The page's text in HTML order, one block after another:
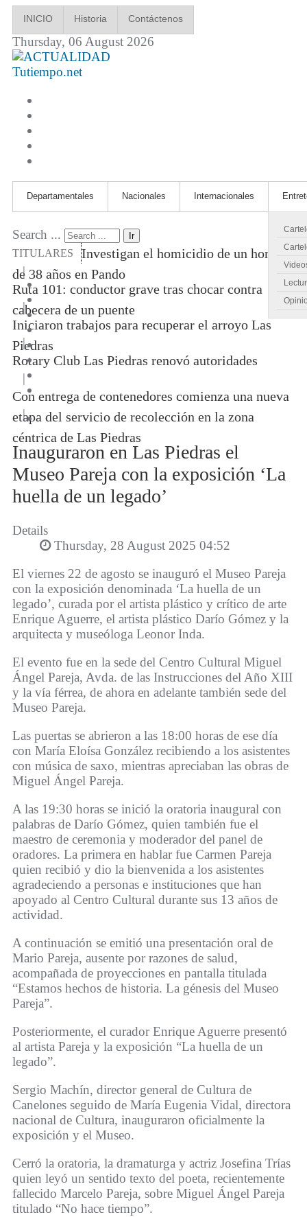
INICIO Historia Contáctenos
Thursday, 06 August 2026
Tutiempo.net
Departamentales Nacionales Internacionales
Search ... Ir
TITULARES
Investigan el homicidio de un hombre
de 38 años en Pando
|
Ruta 101: conductor grave tras chocar contra
cabecera de un puente
|
Iniciaron trabajos para recuperar el arroyo Las
Piedras
|
Rotary Club Las Piedras renovó autoridades
|
Con entrega de contenedores comienza una nueva
etapa del servicio de recolección en la zona
céntrica de Las Piedras
|
Inauguraron en Las Piedras el
Museo Pareja con la exposición ‘La
huella de un legado’
Details
Thursday, 28 August 2025 04:52
El viernes 22 de agosto se inauguró el Museo Pareja
con la exposición denominada ‘La huella de un
legado’, curada por el artista plástico y crítico de arte
Enrique Aguerre, el artista plástico Darío Gómez y la
arquitecta y museóloga Leonor Inda.
El evento fue en la sede del Centro Cultural Miguel
Ángel Pareja, Avda. de las Instrucciones del Año XIII
y la vía férrea, de ahora en adelante también sede del
Museo Pareja.
Las puertas se abrieron a las 18:00 horas de ese día
con María Eloísa González recibiendo a los asistentes
con música de saxo, mientras apreciaban las obras de
Miguel Ángel Pareja.
A las 19:30 horas se inició la oratoria inaugural con
palabras de Darío Gómez, quien también fue el
maestro de ceremonia y moderador del panel de
oradores. La primera en hablar fue Carmen Pareja
quien recibió y dio la bienvenida a los asistentes
agradeciendo a personas e instituciones que han
apoyado al Centro Cultural durante sus 13 años de
actividad.
A continuación se emitió una presentación oral de
Mario Pareja, ausente por razones de salud,
acompañada de proyecciones en pantalla titulada
“Estamos hechos de historia. La génesis del Museo
Pareja”.
Posteriormente, el curador Enrique Aguerre presentó
al artista Pareja y la exposición “La huella de un
legado”.
Sergio Machín, director general de Cultura de
Canelones seguido de María Eugenia Vidal, directora
nacional de Cultura, inauguraron oficialmente la
exposición y el Museo.
Cerró la oratoria, la dramaturga y actriz Josefina Trías
quien leyó un sentido texto del poeta, recientemente
fallecido Marcelo Pareja, sobre Miguel Ángel Pareja
titulado “No hace tiempo”.